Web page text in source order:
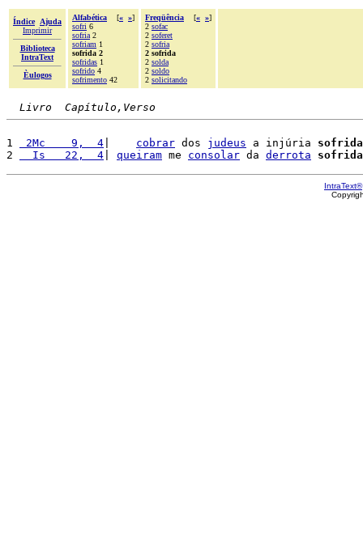
Índice
Ajuda
Imprimir
Biblioteca
IntraText
Èulogos
Alfabética [« »]
sofri 6
sofria 2
sofriam 1
sofrida 2
sofridas 1
sofrido 4
sofrimento 42
Freqüência [« »]
2 sofac
2 soferet
2 sofria
2 sofrida
2 solda
2 soldo
2 solicitando
Livro  Capítulo,Verso
1 2Mc    9,  4 cobrar dos judeus a injúria sofrida
2
  Is   22,  4
queiram me consolar da derrota sofrida
IntraText®